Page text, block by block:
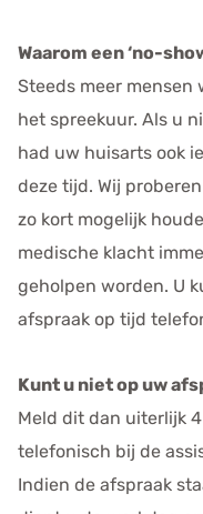
Waarom een ‘no-
Steeds meer mensen
het spreekuur. Als u
had uw huisarts ook
deze tijd. Wij
zo kort mogelijk
medische klacht
geholpen worden. U
afspraak op tijd
Kunt u niet op uw
Meld dit dan uiterlijk
telefonisch bij de
Indien de afspraak